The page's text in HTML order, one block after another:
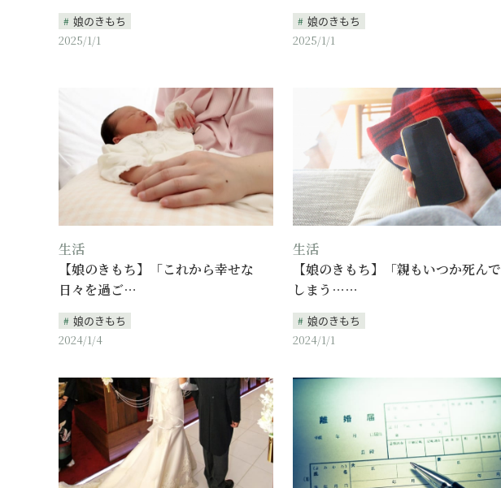
娘のきもち
2025/1/1
娘のきもち
2025/1/1
生活
【娘のきもち】「これから幸せな
日々を過ご…
娘のきもち
2024/1/4
生活
【娘のきもち】「親もいつか死んで
しまう……
娘のきもち
2024/1/1